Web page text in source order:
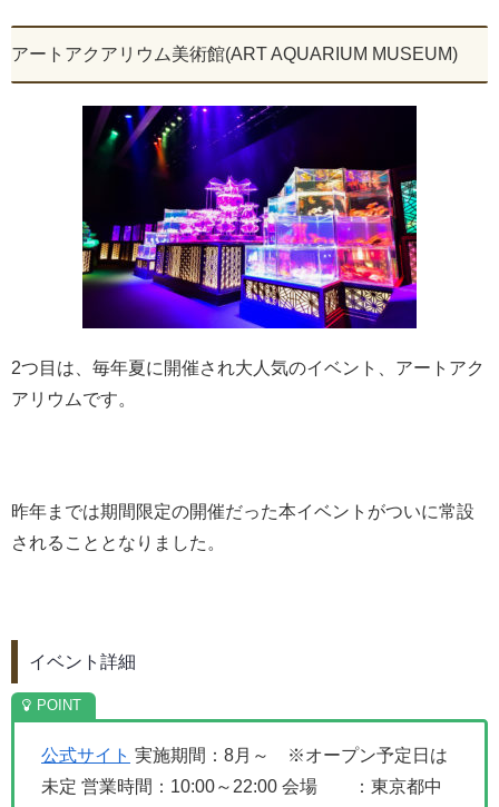
アートアクアリウム美術館(ART AQUARIUM MUSEUM)
2つ目は、毎年夏に開催され大人気のイベント、アートアク
アリウムです。
昨年までは期間限定の開催だった本イベントがついに常設
されることとなりました。
イベント詳細
公式サイト 実施期間：8月～ ※オープン予定日は
未定 営業時間：10:00～22:00 会場 ：東京都中